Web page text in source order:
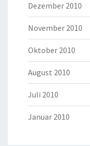
Dezember 2010
November 2010
Oktober 2010
August 2010
Juli 2010
Januar 2010